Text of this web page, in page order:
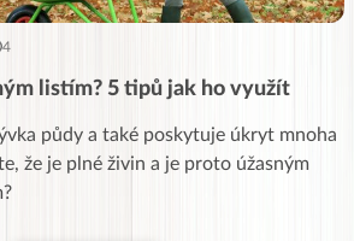
4
listím? 5 tipů jak ho využít
půdy a také poskytuje úkryt mnoha
že je plné živin a je proto úžasným